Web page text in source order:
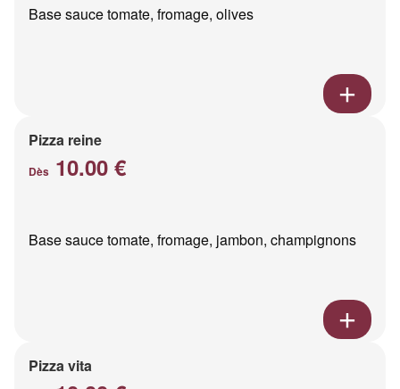
Base sauce tomate, fromage, olives
Pizza reine
Dès 10.00 €
Base sauce tomate, fromage, jambon, champignons
Pizza vita